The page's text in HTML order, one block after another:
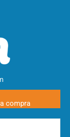
compra